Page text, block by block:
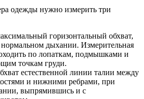
одежды нужно измерить три
горизонтальный обхват,
дыхании. Измерительная
по лопаткам, подмышками и
точкам груди.
естественной линии талии между
и нижними ребрами, при
выпрямившись и с